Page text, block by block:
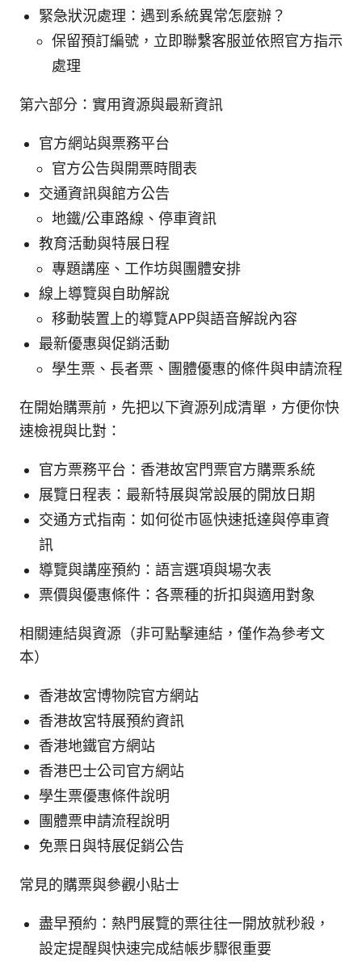
緊急狀況處理：遇到系統異常怎麼辦？
保留預訂編號，立即聯繫客服並依照官方指示
處理
第六部分：實用資源與最新資訊
官方網站與票務平台
官方公告與開票時間表
交通資訊與館方公告
地鐵/公車路線、停車資訊
教育活動與特展日程
專題講座、工作坊與團體安排
線上導覽與自助解說
移動裝置上的導覽APP與語音解說內容
最新優惠與促銷活動
學生票、長者票、團體優惠的條件與申請流程
在開始購票前，先把以下資源列成清單，方便你快
速檢視與比對：
官方票務平台：香港故宮門票官方購票系統
展覽日程表：最新特展與常設展的開放日期
交通方式指南：如何從市區快速抵達與停車資
訊
導覽與講座預約：語言選項與場次表
票價與優惠條件：各票種的折扣與適用對象
相關連結與資源（非可點擊連結，僅作為參考文
本）
香港故宮博物院官方網站
香港故宮特展預約資訊
香港地鐵官方網站
香港巴士公司官方網站
學生票優惠條件說明
團體票申請流程說明
免票日與特展促銷公告
常見的購票與參觀小貼士
盡早預約：熱門展覽的票往往一開放就秒殺，
設定提醒與快速完成結帳步驟很重要